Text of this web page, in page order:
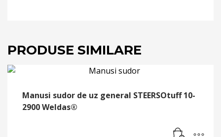
PRODUSE SIMILARE
Manusi sudor de uz general STEERSOtuff 10-
2900 Weldas®